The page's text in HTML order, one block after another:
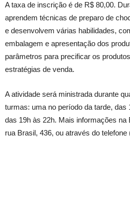
A taxa de inscrição é de R$ 80,00.
aprendem técnicas de preparo de
e desenvolvem várias habilidades,
embalagem e apresentação dos
parâmetros para precificar os
estratégias de venda.
A atividade será ministrada durante
turmas: uma no período da tarde, das
das 19h às 22h. Mais informações na
rua Brasil, 436, ou através do telefone